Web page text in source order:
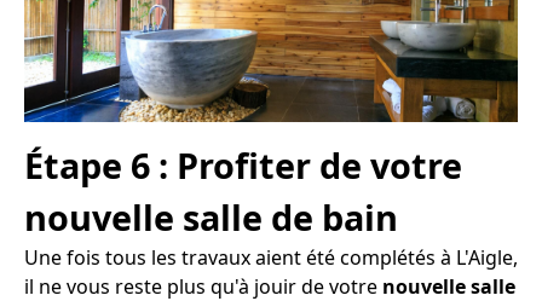
Étape 6 : Profiter de votre
nouvelle salle de bain
Une fois tous les travaux aient été complétés à L'Aigle,
il ne vous reste plus qu'à jouir de votre nouvelle salle